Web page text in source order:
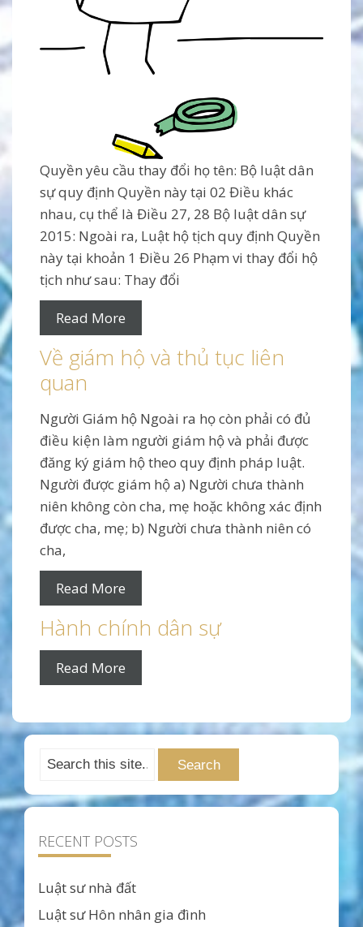
Quyền yêu cầu thay đổi họ tên: Bộ luật dân
sự quy định Quyền này tại 02 Điều khác
nhau, cụ thể là Điều 27, 28 Bộ luật dân sự
2015: Ngoài ra, Luật hộ tịch quy định Quyền
này tại khoản 1 Điều 26 Phạm vi thay đổi hộ
tịch như sau: Thay đổi
Read More
Về giám hộ và thủ tục liên
quan
Người Giám hộ Ngoài ra họ còn phải có đủ
điều kiện làm người giám hộ và phải được
đăng ký giám hộ theo quy định pháp luật.
Người được giám hộ a) Người chưa thành
niên không còn cha, mẹ hoặc không xác định
được cha, mẹ; b) Người chưa thành niên có
cha,
Read More
Hành chính dân sự
Read More
RECENT POSTS
Luật sư nhà đất
Luật sư Hôn nhân gia đình